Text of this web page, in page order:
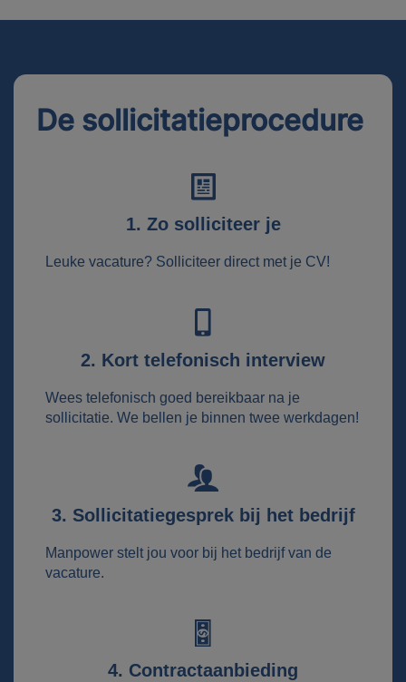
De sollicitatieprocedure
1. Zo solliciteer je
Leuke vacature? Solliciteer direct met je CV!
2. Kort telefonisch interview
Wees telefonisch goed bereikbaar na je
sollicitatie. We bellen je binnen twee werkdagen!
3. Sollicitatiegesprek bij het bedrijf
Manpower stelt jou voor bij het bedrijf van de
vacature.
4. Contractaanbieding